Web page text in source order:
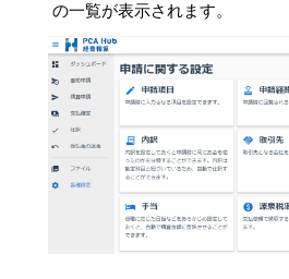
の一覧が表示されます。